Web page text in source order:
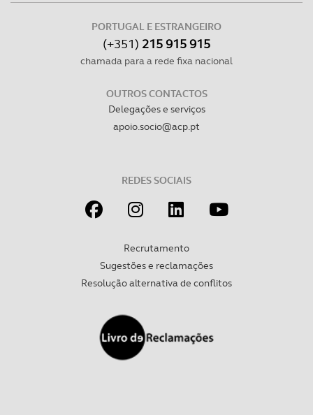
PORTUGAL E ESTRANGEIRO
(+351) 215 915 915
chamada para a rede fixa nacional
OUTROS CONTACTOS
Delegações e serviços
apoio.socio@acp.pt
REDES SOCIAIS
Recrutamento
Sugestões e reclamações
Resolução alternativa de conflitos